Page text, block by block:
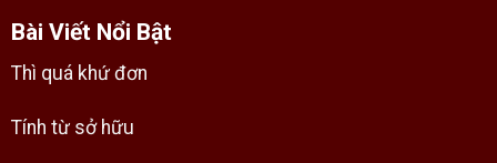
Bài Viết Nổi Bật
Thì quá khứ đơn
Tính từ sở hữu